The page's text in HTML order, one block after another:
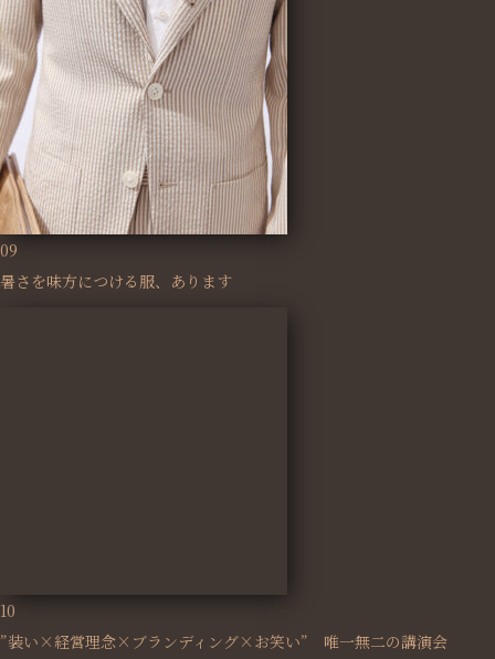
09
暑さを味方につける服、あります
10
”装い×経営理念×ブランディング×お笑い” 唯一無二の講演会